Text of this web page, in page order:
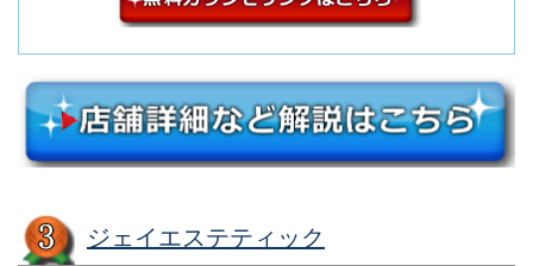
ジェイエステティック